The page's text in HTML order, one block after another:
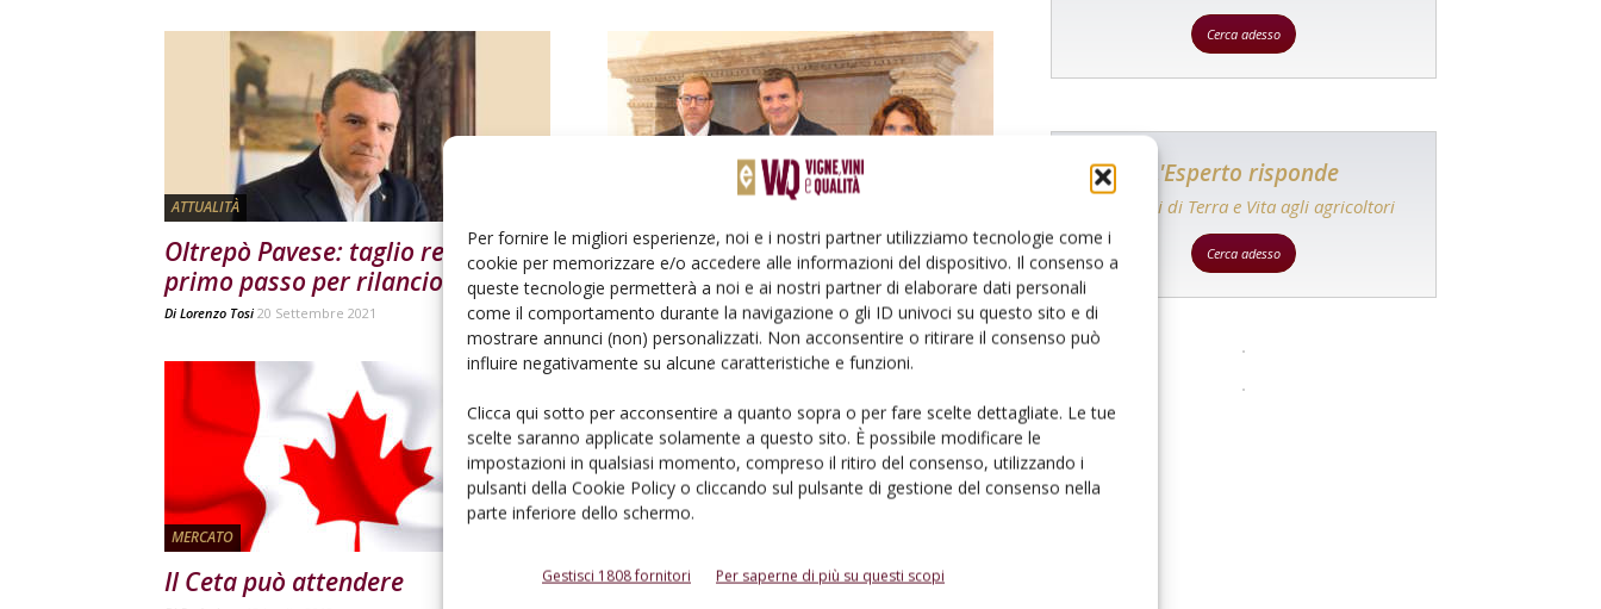
Per fornire le migliori esperienze, noi e i nostri partner utilizziamo tecnologie come i
cookie per memorizzare e/o accedere alle informazioni del dispositivo. Il consenso a
queste tecnologie permetterà a noi e ai nostri partner di elaborare dati personali
come il comportamento durante la navigazione o gli ID univoci su questo sito e di
mostrare annunci (non) personalizzati. Non acconsentire o ritirare il consenso può
influire negativamente su alcune caratteristiche e funzioni.
Clicca qui sotto per acconsentire a quanto sopra o per fare scelte dettagliate. Le tue
scelte saranno applicate solamente a questo sito. È possibile modificare le
impostazioni in qualsiasi momento, compreso il ritiro del consenso, utilizzando i
pulsanti della Cookie Policy o cliccando sul pulsante di gestione del consenso nella
parte inferiore dello schermo.
Gestisci 1808 fornitori Per saperne di più su questi scopi
ATTUALITÀ
Oltrepò Pavese: taglio rese,
primo passo per rilancio.
Di Lorenzo Tosi 20 Settembre 2021
Il ministro Centinaio in visita al
Consorzio Tutela Vini Valpolicella
DiAda Sinigalia 14 Settembre 2018
MERCATO
Il Ceta può attendere
Cerca adesso
L'Esperto risponde
I consigli di Terra e Vita agli agricoltori
Cerca adesso